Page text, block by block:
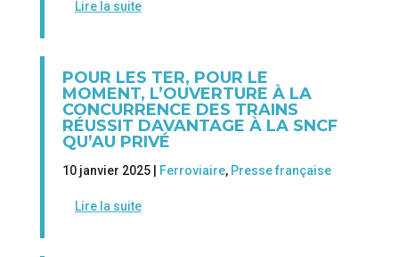
Lire la suite
POUR LES TER, POUR LE
MOMENT, L’OUVERTURE À LA
CONCURRENCE DES TRAINS
RÉUSSIT DAVANTAGE À LA SNCF
QU’AU PRIVÉ
10 janvier 2025 | Ferroviaire, Presse française
Lire la suite